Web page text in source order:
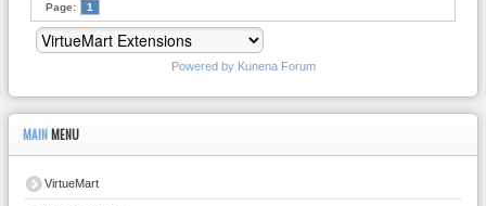
Page: 1
Powered by Kunena Forum
MAIN MENU
VirtueMart